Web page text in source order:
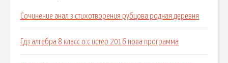
Сочинение анал з стихотворения рубцова родная деревня
Гдз алгебра 8 класс о.с истер 2016 нова программа